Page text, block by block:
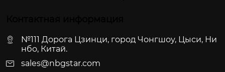
№111 Дорога Цзинци, город Чонгшоу, Цыси, Ни
нбо, Китай.
sales@nbgstar.com